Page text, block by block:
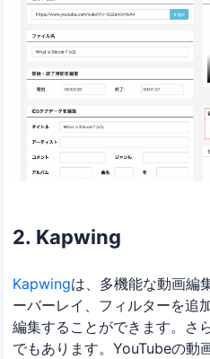
2. Kapwing
Kapwingは、多機能な動画編
ーバーレイ、フィルターを追
編集することができます。さ
でもあります。YouTubeの動